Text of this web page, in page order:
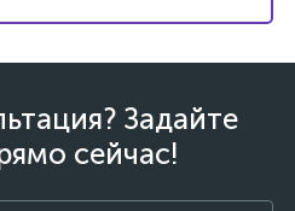
Задайте
сейчас!